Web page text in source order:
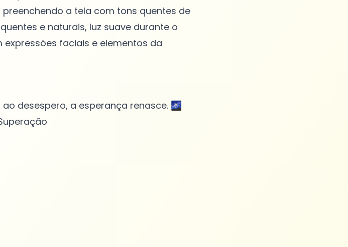
preenchendo a tela com tons quentes de
e naturais, luz suave durante o
faciais e elementos da
desespero, a esperança renasce. 🌌